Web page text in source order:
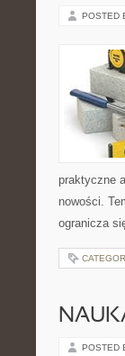
POSTED
praktyczne
nowości.
ogranicza
POSTED